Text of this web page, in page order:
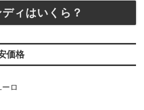
ィはいくら？
価格
ロ